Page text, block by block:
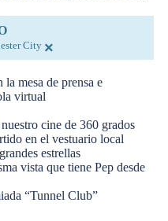
City ×
la mesa de prensa e
virtual
cine de 360 grados
en el vestuario local
estrellas
vista que tiene Pep desde
“Tunnel Club”